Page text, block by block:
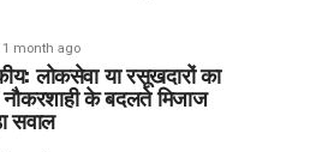
1 month ago
लोकसेवा या रसूखदारों का
नौकरशाही के बदलते मिजाज
सवाल